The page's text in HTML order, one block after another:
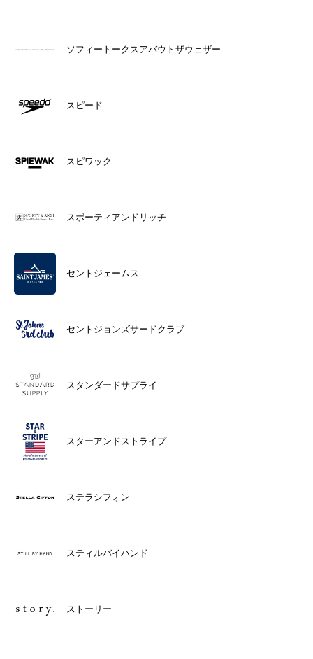
ソフィートークスアバウトザウェザー
スピード
スピワック
スポーティアンドリッチ
セントジェームス
セントジョンズサードクラブ
スタンダードサプライ
スターアンドストライプ
ステラシフォン
スティルバイハンド
ストーリー